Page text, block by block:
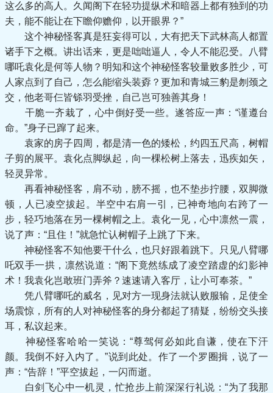
这么多的高人。久闻阁下在轻功提纵术和暗器上都有独到的功
夫，能不能让在下瞻仰赡仰，以开眼界？”
这个神秘怪客真是狂妄得可以，大有把天下武林高人都置
诸手下之概。讲出话来，更是咄咄逼人，令人不能忍受。八臂
哪吒袁化是何等人物？明知和这个神秘怪客较量败多胜少，可
人家点到了自己，怎么能缩头装孬？更加和青城三豹是刎颈之
交，他老哥仨皆铩羽受挫，自己岂可独善其身！
干脆一齐栽了，心中倒好受一些。遂答应一声：“谨遵台
命。”身子已蹿了起来。
袁家的房子四周，都是清一色的矮松，约四五尺高，树帽
子剪的展平。袁化点脚纵起，向一棵松树上落去，迅疾如矢，
轻灵异常。
再看神秘怪客，肩不动，膀不摇，也不垫步拧腰，双脚微
顿，人已凌空拔起。半空中右肩一引，已神奇地向右跨了一
步，轻巧地落在另一棵树帽之上。袁化一见，心中凛然一震，
说了声：“且住！”就急忙认树帽子上跳了下来。
神秘怪客不知他要干什么，也只好跟着跳下。只见八臂哪
吒双手一拱，凛然说道：“阁下竟然练成了凌空踏虚的幻影神
术！我袁化岂敢班门弄斧？速速请入客厅，让小可奉茶。”
凭八臂哪吒的威名，见对方一现身法就认败服输，足使全
场震惊，所有的人对神秘怪客的身分都起了猜疑，纷纷交头接
耳，私议起来。
神秘怪客哈哈一笑说：“尊驾何必如此自谦，使在下汗
颜。我倒不好入内了。”说到此处。作了一个罗圈揖，说了一
声：“告辞！”平空拔起，一闪而逝。
白剑飞心中一机灵，忙抢步上前深深行礼说：“为了我那